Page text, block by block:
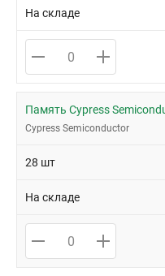
На складе
Память Cypress
Cypress Semiconductor
28 шт
На складе